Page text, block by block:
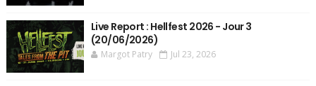
Live Report : Hellfest 2026 - Jour 3
(20/06/2026)
Margot Patry Jul 23, 2026